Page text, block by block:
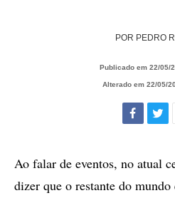
POR PEDRO
Publicado em 22/05/
Alterado em 22/05/
Ao falar de eventos, no atual
dizer que o restante do